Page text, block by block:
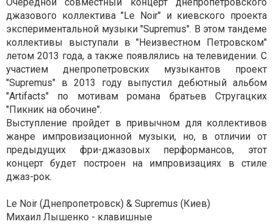
джазового коллектива "Le Noir" и киевского проекта
экспериментальной музыки "Supremus". В этом тандеме
коллективы выступали в "Неизвестном Петровском"
летом 2013 года, а также появлялись на телевидении. С
участием днепропетровских музыкантов проект
"Supremus" в 2013 году выпустил дебютный альбом
"Artifacts" по мотивам романа братьев Стругацких
"Пикник на обочине".
Выступление пройдет в привычном для коллективов
жанре импровизационной музыки, но, в отличии от
предыдущих фри-джазовых перформансов, этот
концерт будет построен на импровизациях в стиле
джаз-рок.
Le Noir (Днепропетровск) & Supremus (Киев)
Михаил Лышенко - клавишные